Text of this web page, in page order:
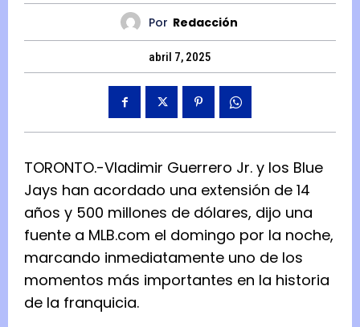
Por Redacción
abril 7, 2025
TORONTO.-Vladimir Guerrero Jr. y los Blue
Jays han acordado una extensión de 14
años y 500 millones de dólares, dijo una
fuente a MLB.com el domingo por la noche,
marcando inmediatamente uno de los
momentos más importantes en la historia
de la franquicia.